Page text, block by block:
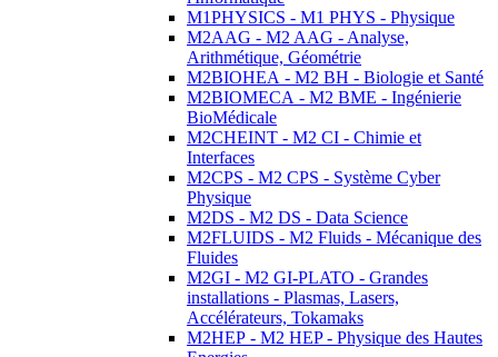
M1PHYSICS - M1 PHYS - Physique
M2AAG - M2 AAG - Analyse,
Arithmétique, Géométrie
M2BIOHEA - M2 BH - Biologie et Santé
M2BIOMECA - M2 BME - Ingénierie
BioMédicale
M2CHEINT - M2 CI - Chimie et
Interfaces
M2CPS - M2 CPS - Système Cyber
Physique
M2DS - M2 DS - Data Science
M2FLUIDS - M2 Fluids - Mécanique des
Fluides
M2GI - M2 GI-PLATO - Grandes
installations - Plasmas, Lasers,
Accélérateurs, Tokamaks
M2HEP - M2 HEP - Physique des Hautes